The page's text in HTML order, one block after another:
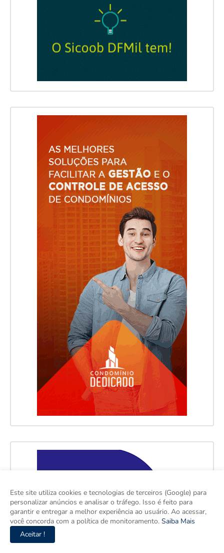
Este site utiliza cookies e tecnologias de terceiros (Google) para
personalizar anúncios e analisar o tráfego. Isso é feito para
garantir e entregar a melhor experiência ao usuário. Ao acessar,
você concorda com a política de monitoramento. Saiba Mais
Aceitar !